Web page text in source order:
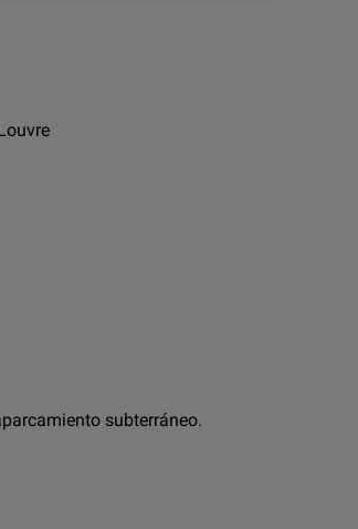
subterráneo.